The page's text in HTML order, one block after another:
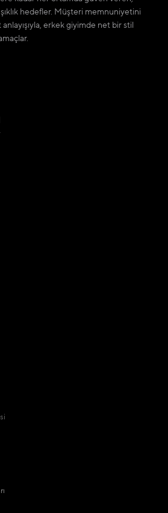
şıklık hedefler. Müşteri memnuniyetini
erkek giyimde net bir stil